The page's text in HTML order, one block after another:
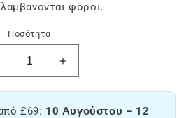
φόροι.
Ποσότητα
Μειώστε
Αύξηση
της
ποσότητας
1G
£69: 10 Αυγούστου – 12